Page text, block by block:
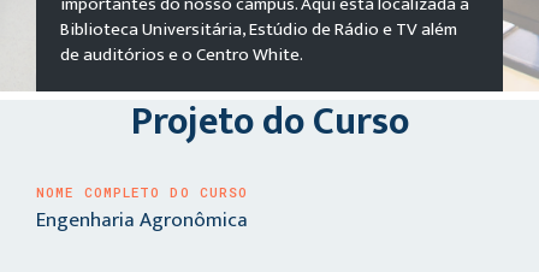
Biblioteca Universitária, Estúdio de Rádio e TV além
de auditórios e o Centro White.
Projeto do Curso
NOME COMPLETO DO CURSO
Engenharia Agronômica